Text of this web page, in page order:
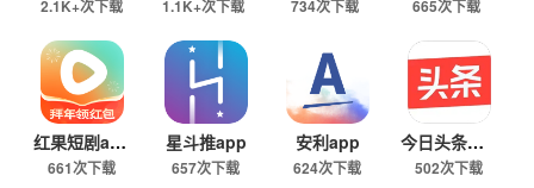
2.1K+次下载 1.1K+次下载 734次下载 665次下载
红果短剧app
661次下载
星斗推app
657次下载
安利app
624次下载
今日头条极速版下载
502次下载